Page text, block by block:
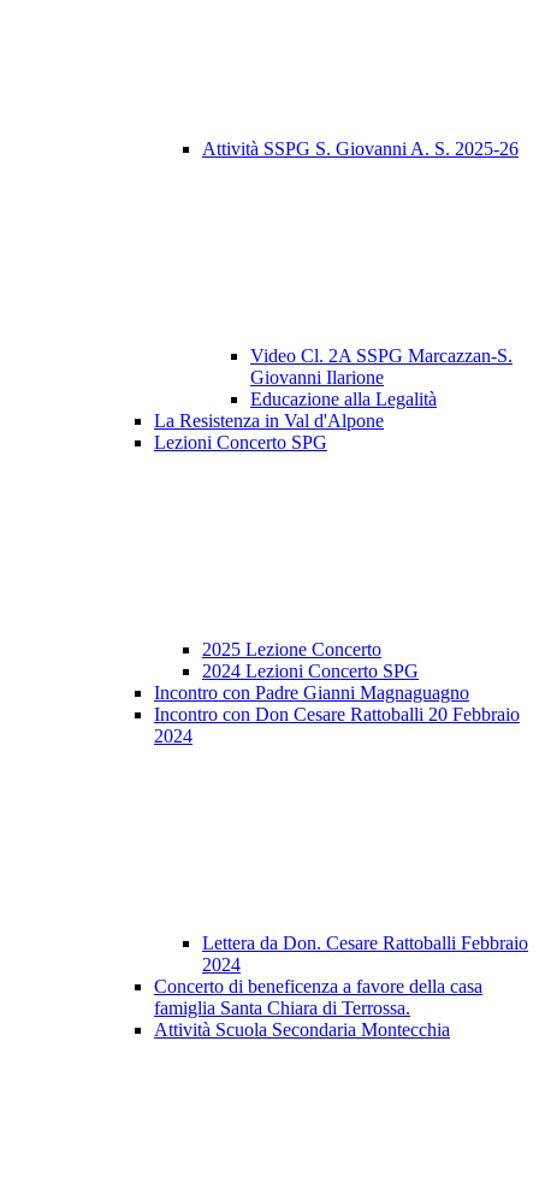
Attività SSPG S. Giovanni A. S. 2025-26
Video Cl. 2A SSPG Marcazzan-S.
Giovanni Ilarione
Educazione alla Legalità
La Resistenza in Val d'Alpone
Lezioni Concerto SPG
2025 Lezione Concerto
2024 Lezioni Concerto SPG
Incontro con Padre Gianni Magnaguagno
Incontro con Don Cesare Rattoballi 20 Febbraio
2024
Lettera da Don. Cesare Rattoballi Febbraio
2024
Concerto di beneficenza a favore della casa
famiglia Santa Chiara di Terrossa.
Attività Scuola Secondaria Montecchia